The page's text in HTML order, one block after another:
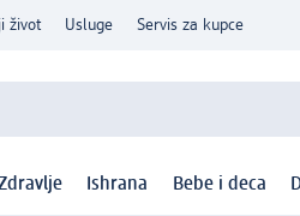
život Usluge Servis za kupce
Ishrana Bebe i deca